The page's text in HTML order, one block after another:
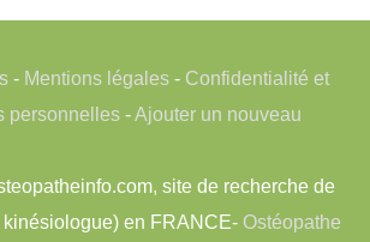
- Mentions légales- Confidentialité et
personnelles -Ajouter un nouveau
site de recherche de
en FRANCE- Ostéopathe